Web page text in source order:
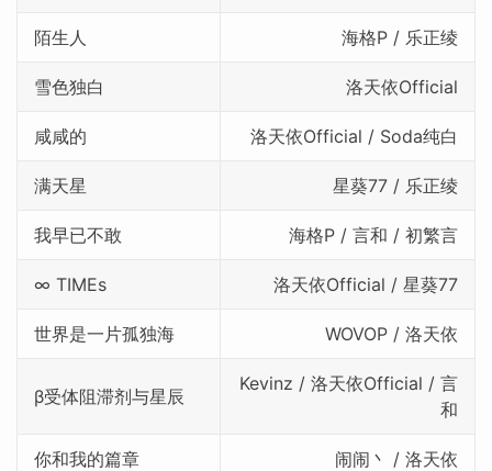
陌生人 海格P / 乐正绫
雪色独白 洛天依Official
咸咸的 洛天依Official / Soda纯白
满天星 星葵77 / 乐正绫
我早已不敢 海格P / 言和 / 初繁言
∞ TIMEs 洛天依Official / 星葵77
世界是一片孤独海 WOVOP / 洛天依
β受体阻滞剂与星辰
Kevinz / 洛天依Official / 言
和
你和我的篇章 闹闹丶 / 洛天依